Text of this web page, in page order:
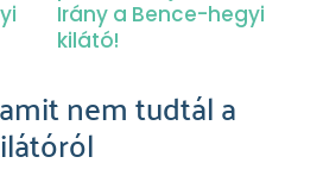
nem tudtál a